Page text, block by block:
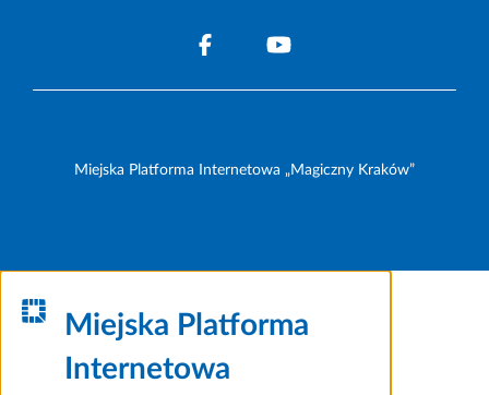
Miejska Platforma Internetowa „Magiczny Kraków”
Miejska Platforma
Internetowa